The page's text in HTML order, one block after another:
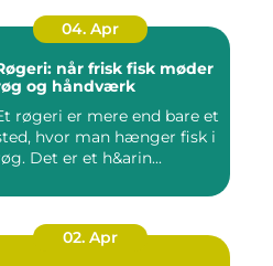
04. Apr
når frisk fisk møder
og håndværk
røgeri er mere end bare et
hvor man hænger fisk i
Det er et h&arin...
02. Apr